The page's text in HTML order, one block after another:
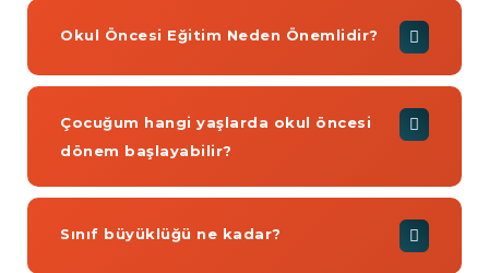
Okul Öncesi Eğitim Neden Önemlidir?
Çocuğum hangi yaşlarda okul öncesi
dönem başlayabilir?
Sınıf büyüklüğü ne kadar?